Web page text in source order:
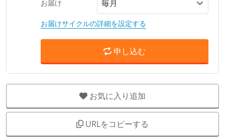
お届け
お届けサイクルの詳細を設定する
申し込む
お気に入り追加
URLをコピーする